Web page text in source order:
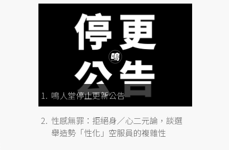
鳴人堂停止更新公告
性感無罪：拒絕身／心二元論，談選
舉造勢「性化」空服員的複雜性